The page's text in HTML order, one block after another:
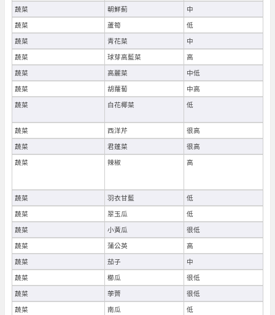
蔬菜
朝鮮薊
中
蔬菜
蘆筍
低
蔬菜
青花菜
中
蔬菜
球芽高藍菜
高
蔬菜
高麗菜
中低
蔬菜
胡蘿蔔
中高
蔬菜
白花椰菜 低
蔬菜 西洋芹
很高
蔬菜
君蓬菜
很高
蔬菜
辣椒 高
蔬菜 羽衣甘藍
低
蔬菜
翠玉瓜
低
蔬菜
小黃瓜
很低
蔬菜
蒲公英
高
蔬菜
茄子
中
蔬菜
櫛瓜
很低
蔬菜
荸薺
很低
蔬菜
南瓜
低